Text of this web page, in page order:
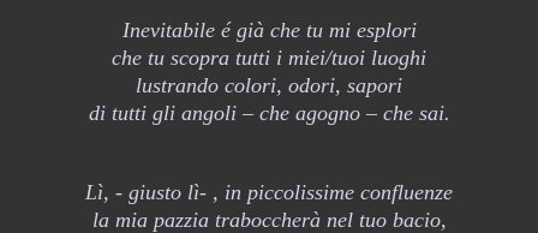
Inevitabile é già che tu mi esplori
che tu scopra tutti i miei/tuoi luoghi
lustrando colori, odori, sapori
di tutti gli angoli – che agogno – che sai.
Lì, - giusto lì- , in piccolissime confluenze
la mia pazzia traboccherà nel tuo bacio,